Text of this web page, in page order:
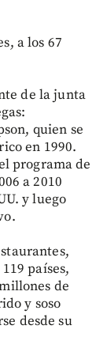
a los 67
de la junta
quien se
en 1990.
programa de
a 2010
y luego
países,
de
y soso
desde su